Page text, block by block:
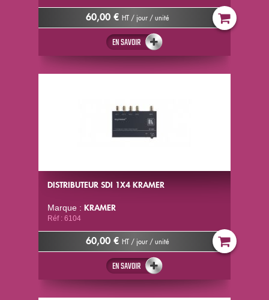
60,00 € HT / jour / unité
EN SAVOIR
DISTRIBUTEUR SDI 1X4 KRAMER
Marque : KRAMER
Réf : 6104
60,00 € HT / jour / unité
EN SAVOIR